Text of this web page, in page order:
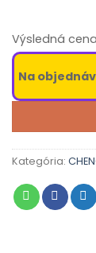
Výsledná cena
Na
Kategória: